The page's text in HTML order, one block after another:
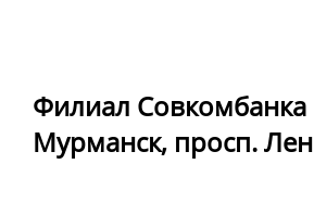
Филиал Совкомбанка
Мурманск, просп.